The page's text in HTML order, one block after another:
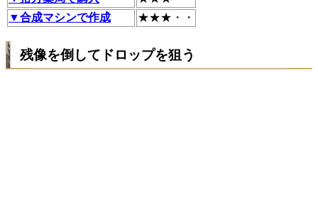
▼合成マシンで作成
★★★・・
残像を倒してドロップを狙う